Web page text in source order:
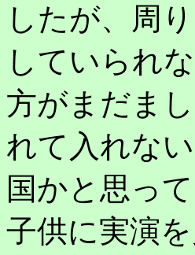
したが、周
していられ
方がまだま
れて入れな
国かと思っ
子供に実演